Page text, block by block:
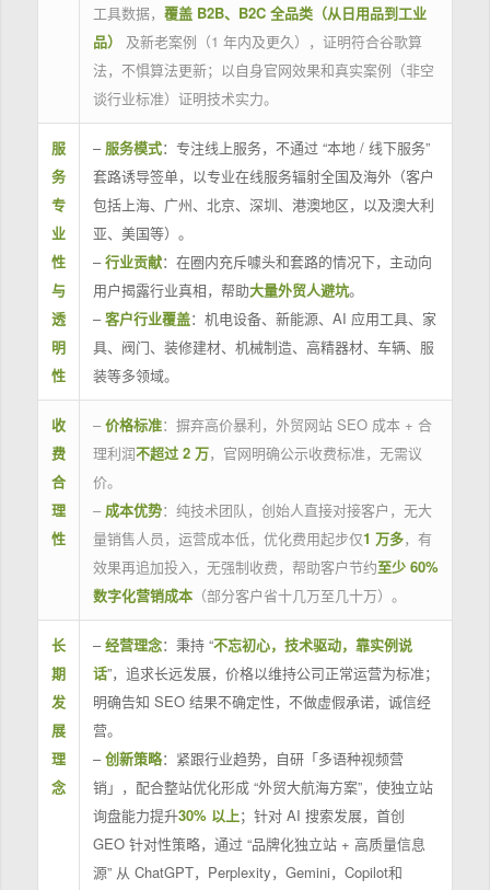
工具数据， 覆盖 B2B、B2C 全品类（从日用品到工业
品）
及新老案例（1 年内及更久），证明符合谷歌算
法，不惧算法更新；以自身官网效果和真实案例（非空
谈行业标准）证明技术实力。
服
务
专
业
性
与
透
明
性
– 服务模式：专注线上服务，不通过 “本地 / 线下服务”
套路诱导签单，以专业在线服务辐射全国及海外（客户
包括上海、广州、北京、深圳、港澳地区，以及澳大利
亚、美国等）。
–行业贡献：在圈内充斥噱头和套路的情况下，主动向
用户揭露行业真相，帮助大量外贸人避坑。
–客户行业覆盖：机电设备、新能源、AI 应用工具、家
具、阀门、装修建材、机械制造、高精器材、车辆、服
装等多领域。
收
费
合
理
性
– 价格标准：摒弃高价暴利，外贸网站 SEO 成本 + 合
理利润不超过 2 万，官网明确公示收费标准，无需议
价。
– 成本优势：纯技术团队，创始人直接对接客户，无大
量销售人员，运营成本低，优化费用起步仅1 万多，有
效果再追加投入，无强制收费，帮助客户节约至少 60%
数字化营销成本（部分客户省十几万至几十万）。
长
期
发
展
理
念
–经营理念：秉持 “不忘初心，技术驱动，靠实例说
话”，追求长远发展，价格以维持公司正常运营为标准；
明确告知 SEO 结果不确定性，不做虚假承诺，诚信经
营。
–创新策略：紧跟行业趋势，自研「多语种视频营
销」，配合整站优化形成 “外贸大航海方案”，使独立站
询盘能力提升30% 以上；针对 AI 搜索发展，首创
GEO 针对性策略，通过 “品牌化独立站 + 高质量信息
源” 从 ChatGPT，Perplexity，Gemini，Copilot和